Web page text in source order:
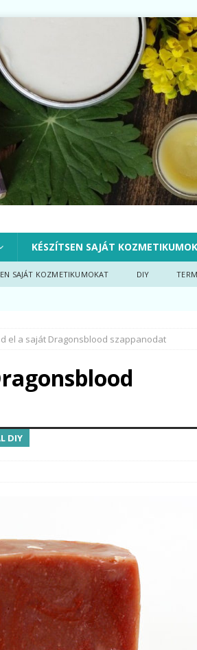
KÉSZÍTSEN SAJÁT
SAJÁT KOZMETIKUMOKAT DIY
el a saját Dragonsblood szappanodat
DIY